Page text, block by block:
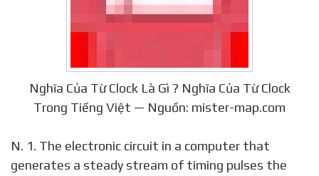
Nghĩa Của Từ Clock Là Gì ? Nghĩa Của Từ Clock
Trong Tiếng Việt — Nguồn: mister-map.com
N. 1. The electronic circuit in a computer that
generates a steady stream of timing pulses the